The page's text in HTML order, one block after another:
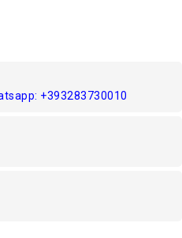
+393283730010